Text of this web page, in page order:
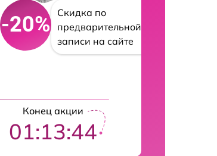
-20%
Скидка по
предварительной
записи на сайте
Конец акции
01:13:43